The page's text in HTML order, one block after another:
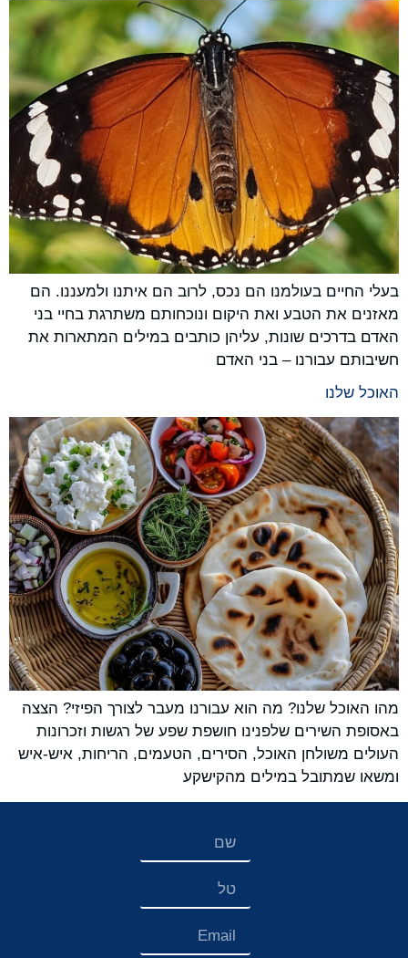
בעלי החיים בעולמנו הם נכס, לרוב הם איתנו ולמעננו. הם
מאזנים את הטבע ואת היקום ונוכחותם משתרגת בחיי בני
האדם בדרכים שונות, עליהן כותבים במילים המתארות את
חשיבותם עבורנו – בני האדם
האוכל שלנו
מהו האוכל שלנו? מה הוא עבורנו מעבר לצורך הפיזי? הצצה
באסופת השירים שלפנינו חושפת שפע של רגשות וזכרונות
העולים משולחן האוכל, הסירים, הטעמים, הריחות, איש-איש
ומשאו שמתובל במילים מהקישקע